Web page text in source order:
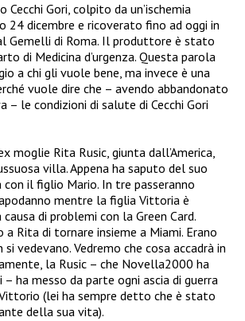
Gori, colpito da un’ischemia
24 dicembre e ricoverato fino ad oggi in
Gemelli di Roma. Il produttore è stato
di Medicina d’urgenza. Questa parola
a chi gli vuole bene, ma invece è una
vuole dire che – avendo abbandonato
– le condizioni di salute di Cecchi Gori
moglie Rita Rusic, giunta dall’America,
villa. Appena ha saputo del suo
il figlio Mario. In tre passeranno
mentre la figlia Vittoria è
di problemi con la Green Card.
Rita di tornare insieme a Miami. Erano
vedevano. Vedremo che cosa accadrà in
la Rusic – che Novella2000 ha
ha messo da parte ogni ascia di guerra
(lei ha sempre detto che è stato
della sua vita).